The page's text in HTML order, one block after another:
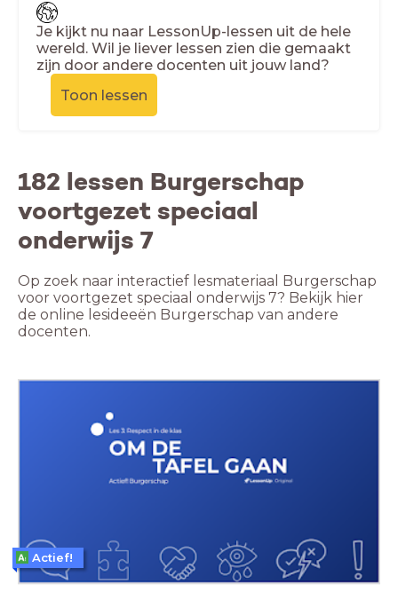
Je kijkt nu naar LessonUp-lessen uit de hele
wereld. Wil je liever lessen zien die gemaakt
zijn door andere docenten uit jouw land?
Toon lessen
182 lessen Burgerschap
voortgezet speciaal
onderwijs 7
Op zoek naar interactief lesmateriaal Burgerschap
voor voortgezet speciaal onderwijs 7? Bekijk hier
de online lesideeën Burgerschap van andere
docenten.
Actief!